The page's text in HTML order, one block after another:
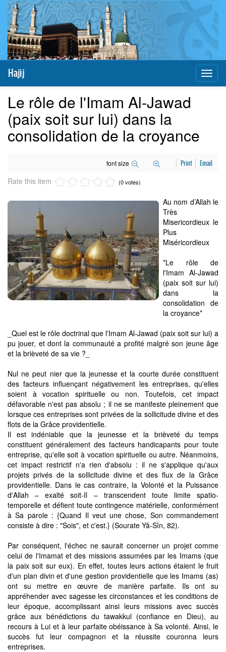
Hajij
Le rôle de l'Imam Al-Jawad
(paix soit sur lui) dans la
consolidation de la croyance
font size Print Email
Rate this item (0 votes)
Au nom d’Allah le
Très
Misericordieux le
Plus
Miséricordieux
*Le rôle de
l'Imam Al-Jawad
(paix soit sur lui)
dans la
consolidation de
la croyance*
_Quel est le rôle doctrinal que l'Imam Al-Jawad (paix soit sur lui) a
pu jouer, et dont la communauté a profité malgré son jeune âge
et la brièveté de sa vie ?_
Nul ne peut nier que la jeunesse et la courte durée constituent
des facteurs influençant négativement les entreprises, qu'elles
soient à vocation spirituelle ou non. Toutefois, cet impact
défavorable n'est pas absolu ; il ne se manifeste pleinement que
lorsque ces entreprises sont privées de la sollicitude divine et des
flots de la Grâce providentielle.
Il est indéniable que la jeunesse et la brièveté du temps
constituent généralement des facteurs handicapants pour toute
entreprise, qu'elle soit à vocation spirituelle ou autre. Néanmoins,
cet impact restrictif n'a rien d'absolu : il ne s'applique qu'aux
projets privés de la sollicitude divine et des flux de la Grâce
providentielle. Dans le cas contraire, la Volonté et la Puissance
d'Allah – exalté soit-Il – transcendent toute limite spatio-
temporelle et défient toute contingence matérielle, conformément
à Sa parole : {Quand Il veut une chose, Son commandement
consiste à dire : "Sois", et c'est.} (Sourate Yâ-Sîn, 82).
Par conséquent, l'échec ne saurait concerner un projet comme
celui de l'Imamat et des missions assumées par les Imams (que
la paix soit sur eux). En effet, toutes leurs actions étaient le fruit
d'un plan divin et d'une gestion providentielle que les Imams (as)
ont su mettre en œuvre de manière parfaite. Ils ont su
appréhender avec sagesse les circonstances et les conditions de
leur époque, accomplissant ainsi leurs missions avec succès
grâce aux bénédictions du tawakkul (confiance en Dieu), au
recours à Lui et à leur parfaite obéissance à Sa volonté. Ainsi, le
succès fut leur compagnon et la réussite couronna leurs
entreprises.